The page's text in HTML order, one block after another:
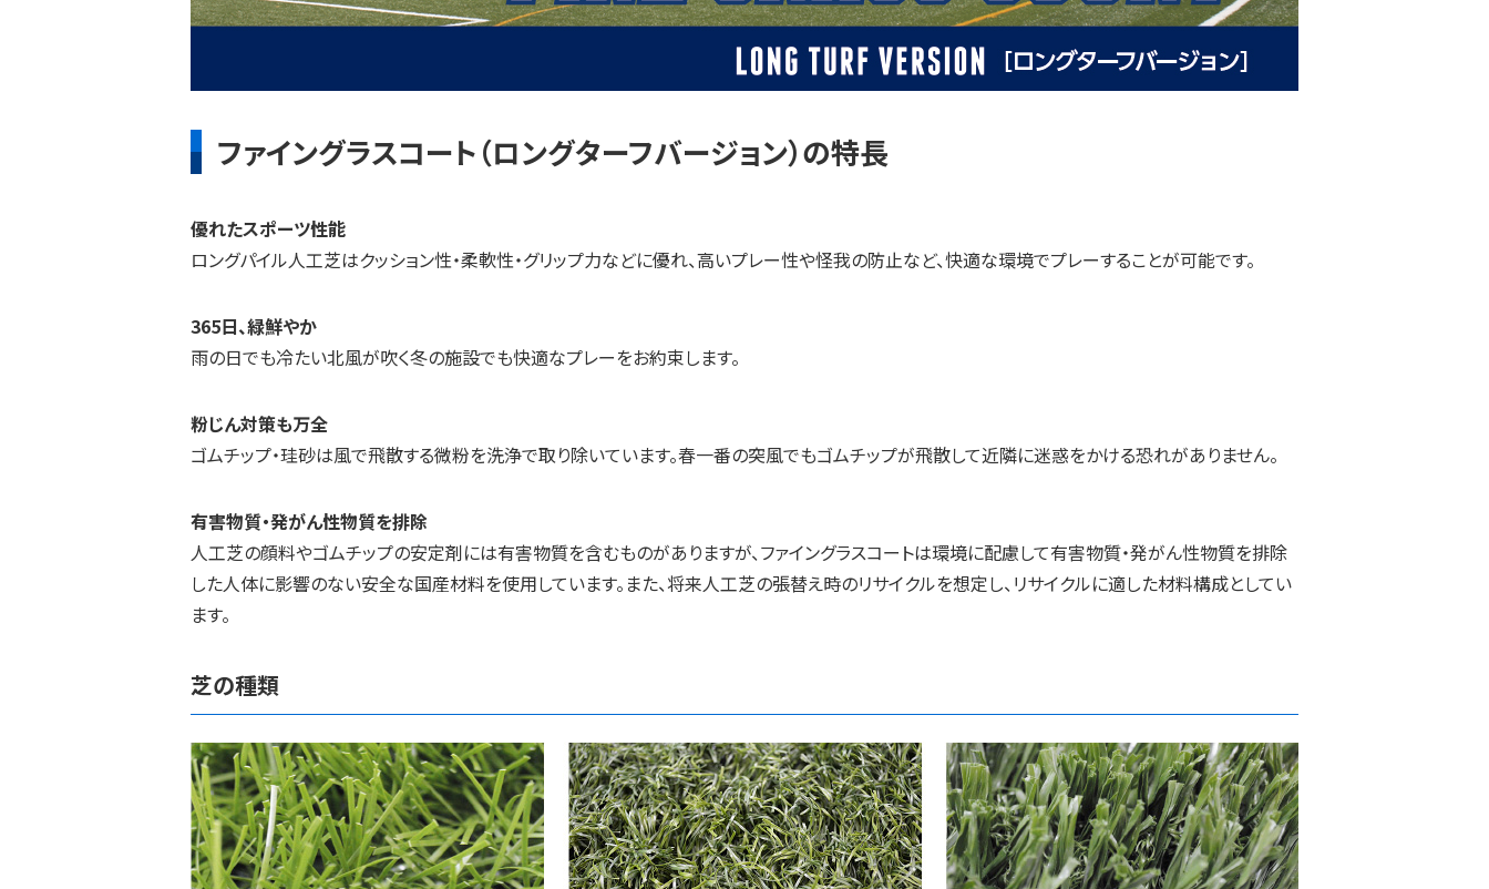
ファイングラスコート（ロングターフバージョン）の特長
優れたスポーツ性能
ロングパイル人工芝はクッション性・柔軟性・グリップ力などに優れ、高いプレー性や怪我の防止など、快適な環境でプレーすることが可能です。
365日、緑鮮やか
雨の日でも冷たい北風が吹く冬の施設でも快適なプレーをお約束します。
粉じん対策も万全
ゴムチップ・珪砂は風で飛散する微粉を洗浄で取り除いています。春一番の突風でもゴムチップが飛散して近隣に迷惑をかける恐れがありません。
有害物質・発がん性物質を排除
人工芝の顔料やゴムチップの安定剤には有害物質を含むものがありますが、ファイングラスコートは環境に配慮して有害物質・発がん性物質を排除
した人体に影響のない安全な国産材料を使用しています。また、将来人工芝の張替え時のリサイクルを想定し、リサイクルに適した材料構成としてい
ます。
芝の種類